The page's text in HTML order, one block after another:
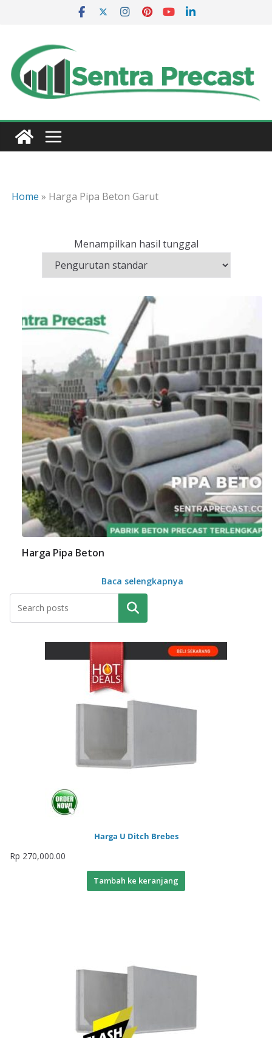
Home » Harga Pipa Beton Garut
Menampilkan hasil tunggal
Harga Pipa Beton
Baca selengkapnya
Pencarian
Harga U Ditch Brebes
Rp 270,000.00
Tambah ke keranjang